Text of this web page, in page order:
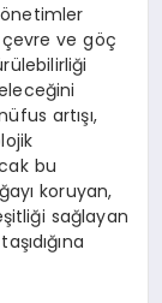
çevre ve göç
artışı,
bu
koruyan,
sağlayan